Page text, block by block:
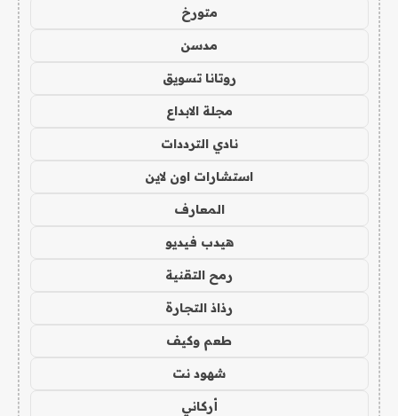
متورخ
مدسن
روتانا تسويق
مجلة الابداع
نادي الترددات
استشارات اون لاين
المعارف
هيدب فيديو
رمح التقنية
رذاذ التجارة
طعم وكيف
شهود نت
أركاني